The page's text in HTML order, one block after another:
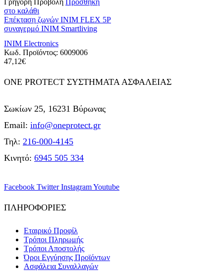
Γρήγορη Προβολή Προσθήκη
στο καλάθι
Eπέκταση ζωνών INIM FLEX 5P
συναγερμό INIM Smartliving
INIM Electronics
Κωδ. Προϊόντος: 6009006
47,12€
ONE PROTECT ΣΥΣΤΗΜΑΤΑ ΑΣΦΑΛΕΙΑΣ
Σωκίων 25, 16231 Βύρωνας
Email: info@oneprotect.gr
Τηλ: 216-000-4145
Κινητό: 6945 505 334
Facebook Twitter InstagramYoutube
ΠΛΗΡΟΦΟΡΙΕΣ
Εταιρικό Προφίλ
Τρόποι Πληρωμής
Τρόποι Αποστολής
Όροι Εγγύησης Προϊόντων
Ασφάλεια Συναλλαγών